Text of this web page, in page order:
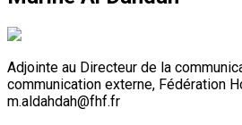
Adjointe au Directeur de la
communication externe, Fédération
m.aldahdah@fhf.fr